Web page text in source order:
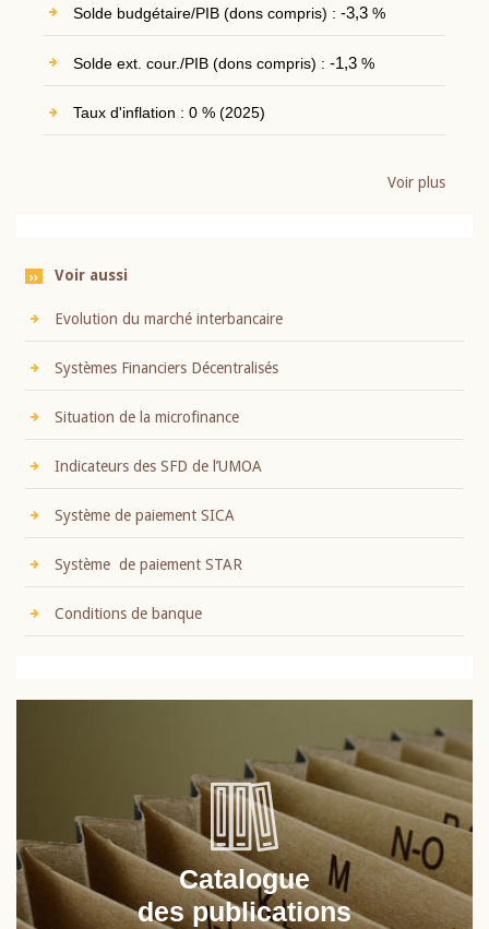
Solde budgétaire/PIB (dons compris) : -3,3%
Solde ext. cour./PIB (dons compris) : -1,3%
Taux d'inflation : 0 % (2025)
Voir plus
Voir aussi
Evolution du marché interbancaire
Systèmes Financiers Décentralisés
Situation de la microfinance
Indicateurs des SFD de l’UMOA
Système de paiement SICA
Système de paiement STAR
Conditions de banque
Catalogue
des publications